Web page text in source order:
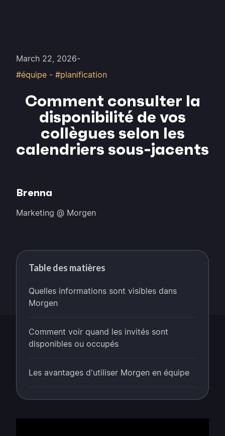
March 22, 2026-
#équipe - #planification
Comment consulter la
disponibilité de vos
collègues selon les
calendriers sous-jacents
Brenna
Marketing @ Morgen
Table des matières
Quelles informations sont visibles dans
Morgen
Comment voir quand les invités sont
disponibles ou occupés
Les avantages d'utiliser Morgen en équipe